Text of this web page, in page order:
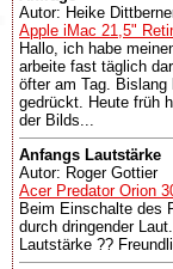
Autor: Heike
Apple iMac 21,5"
Hallo, ich habe
arbeite fast täglich
öfter am Tag. Bislang
gedrückt. Heute früh
der Bilds...
Anfangs Lautstärke
Autor: Roger Gottier
Acer Predator Orion
Beim Einschalte des
durch dringender
Lautstärke ??